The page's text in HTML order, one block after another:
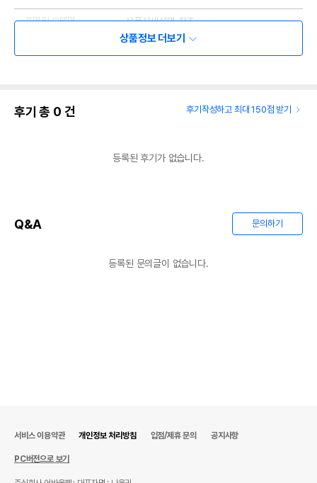
품명 및 모델명 상품상세설명 참조
받았음을 확인할수 있는
상품상세설명 참조
유통기한
유통기한이 최소 2026.12.07이거나 그
단, 상품명에 유통기한 명시된 경우, 해당
상품정보 더보기
후기 총 0 건 후기작성하고 최대 150점 받기
등록된 후기가 없습니다.
Q&A 문의하기
등록된 문의글이 없습니다.
서비스 이용약관 개인정보 처리방침 입점/제휴 문의 공지사항
PC버전으로 보기